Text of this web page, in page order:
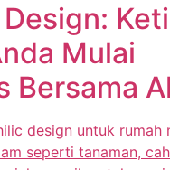
Mulai
Bersama